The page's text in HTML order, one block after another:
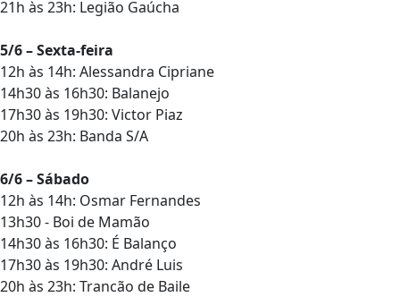
21h às 23h: Legião Gaúcha
5/6 – Sexta-feira
12h às 14h: Alessandra Cipriane
14h30 às 16h30: Balanejo
17h30 às 19h30: Victor Piaz
20h às 23h: Banda S/A
6/6 – Sábado
12h às 14h: Osmar Fernandes
13h30 - Boi de Mamão
14h30 às 16h30: É Balanço
17h30 às 19h30: André Luis
20h às 23h: Trancão de Baile